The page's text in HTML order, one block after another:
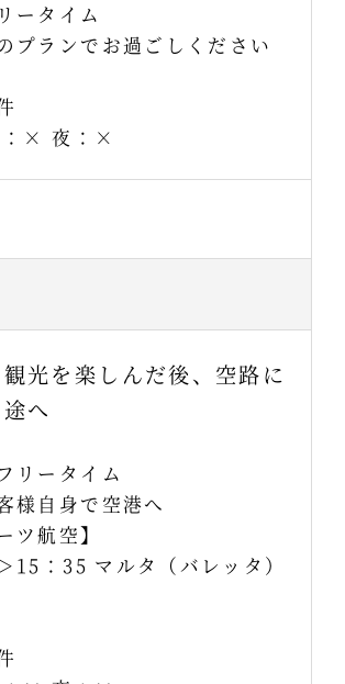
ータイム
プランでお過ごしください
× 夜：×
光を楽しんだ後、空路に
へ
リータイム
様自身で空港へ
ツ航空】
15：35 マルタ（バレッタ）